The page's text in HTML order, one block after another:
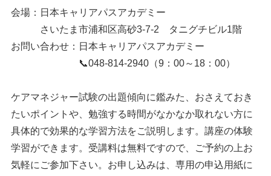
会場：日本キャリアパスアカデミー
さいたま市浦和区高砂3-7-2 タニグチビル1階
お問い合わせ：日本キャリアパスアカデミー
📞048-814-2940（9：00～18：00）
ケアマネジャー試験の出題傾向に鑑みた、おさえておき
たいポイントや、勉強する時間がなかなか取れない方に
具体的で効果的な学習方法をご説明します。講座の体験
学習ができます。受講料は無料ですので、ご予約の上お
気軽にご参加下さい。お申し込みは、専用の申込用紙に